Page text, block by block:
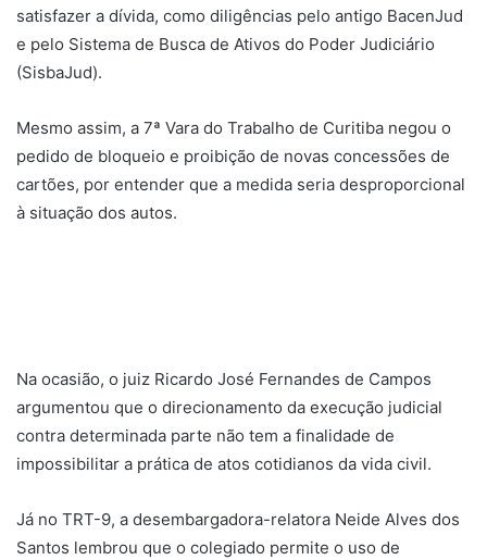
satisfazer a dívida, como diligências pelo antigo BacenJud
e pelo Sistema de Busca de Ativos do Poder Judiciário
(SisbaJud).
Mesmo assim, a 7ª Vara do Trabalho de Curitiba negou o
pedido de bloqueio e proibição de novas concessões de
cartões, por entender que a medida seria desproporcional
à situação dos autos.
Na ocasião, o juiz Ricardo José Fernandes de Campos
argumentou que o direcionamento da execução judicial
contra determinada parte não tem a finalidade de
impossibilitar a prática de atos cotidianos da vida civil.
Já no TRT-9, a desembargadora-relatora Neide Alves dos
Santos lembrou que o colegiado permite o uso de